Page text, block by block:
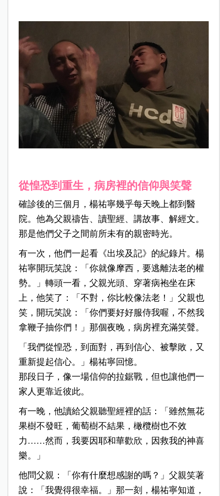
從惶恐到重生，病房裡的信仰與笑聲
確診後的三個月，楊祐寧幾乎每天晚上都到醫
院。他為父親禱告、讀聖經、講故事、解經文。
那是他們父子之間前所未有的親密時光。
有一次，他們一起看《出埃及記》的紀錄片。楊
祐寧開玩笑說：「你就像摩西，要逃離法老的權
勢。」轉頭一看，父親光頭、穿著病袍坐在床
上，他笑了：「不對，你比較像法老！」父親也
笑，開玩笑說：「你們要好好服侍我喔，不然我
拿鞭子抽你們！」那個夜晚，病房裡充滿笑聲。
「我們從惶恐，到面對，再到信心、被擊敗，又
重新提起信心。」楊祐寧回憶。
那段日子，像一場信仰的拉鋸戰，但也讓他們一
家人更靠近彼此。
有一晚，他讀給父親聽聖經裡的話：「雖然無花
果樹不發旺，葡萄樹不結果，橄欖樹也不效
力……然而，我要因耶和華歡欣，因救我的神喜
樂。」
他問父親：「你有什麼想感謝的嗎？」父親笑著
說：「我覺得很幸福。」 那一刻，楊祐寧知道，